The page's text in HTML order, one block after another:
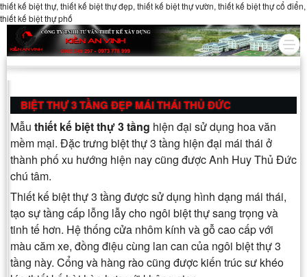
thiết kế biệt thự, thiết kế biệt thự đẹp, thiết kế biệt thự vườn, thiết kế biệt thự cổ điển,
thiết kế biệt thự phố
BIỆT THỰ 3 TẦNG ĐẸP MÁI THÁI THỦ ĐỨC
Mẫu thiết kế biệt thự 3 tầng hiện đại sử dụng hoa văn
mềm mại. Đặc trưng biệt thự 3 tầng hiện đại mái thái ở
thành phố xu hướng hiện nay cũng được Anh Huy Thủ Đức
chú tâm.
Thiết kế biệt thự 3 tầng được sử dụng hình dạng mái thái,
tạo sự tầng cấp lỗng lẫy cho ngôi biệt thự sang trọng và
tinh tế hơn. Hệ thống cửa nhôm kính và gỗ cao cấp với
màu căm xe, đồng điệu cùng lan can của ngôi biệt thự 3
tầng này. Cổng và hàng rào cũng được kiến trúc sư khéo